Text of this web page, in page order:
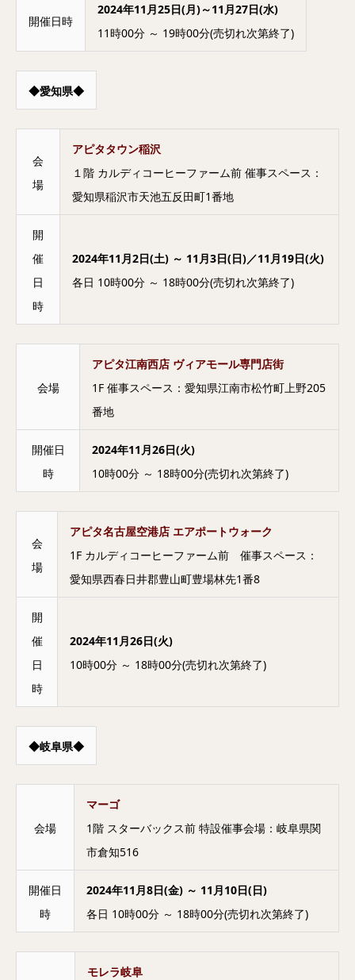
開催日時
2024年11月25日(月)～11月27日(水)
11時00分 ～ 19時00分(売切れ次第終了)
◆愛知県◆
会
場
アピタタウン稲沢
１階 カルディコーヒーファーム前 催事スペース：
愛知県稲沢市天池五反田町1番地
開
催
日
時
2024年11月2日(土) ～ 11月3日(日)／11月19日(火)
各日 10時00分 ～ 18時00分(売切れ次第終了)
会場
アピタ江南西店 ヴィアモール専門店街
1F 催事スペース：愛知県江南市松竹町上野205
番地
開催日
時
2024年11月26日(火)
10時00分 ～ 18時00分(売切れ次第終了)
会
場
アピタ名古屋空港店 エアポートウォーク
1F カルディコーヒーファーム前 催事スペース：
愛知県西春日井郡豊山町豊場林先1番8
開
催
日
時
2024年11月26日(火)
10時00分 ～ 18時00分(売切れ次第終了)
◆岐阜県◆
会場
マーゴ
1階 スターバックス前 特設催事会場：岐阜県関
市倉知516
開催日
時
2024年11月8日(金) ～ 11月10日(日)
各日 10時00分 ～ 18時00分(売切れ次第終了)
モレラ岐阜